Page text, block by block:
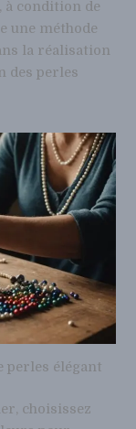
à condition de
une méthode
la réalisation
des perles
perles élégant
choisissez